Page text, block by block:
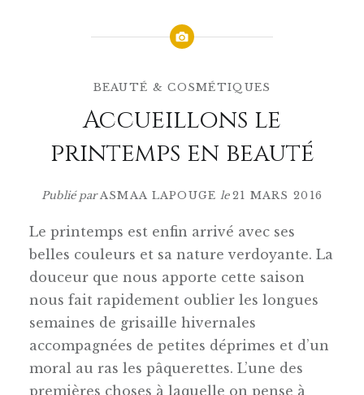
BEAUTÉ & COSMÉTIQUES
Accueillons le
printemps en beauté
Publié parASMAA LAPOUGE le21 MARS 2016
Le printemps est enfin arrivé avec ses
belles couleurs et sa nature verdoyante. La
douceur que nous apporte cette saison
nous fait rapidement oublier les longues
semaines de grisaille hivernales
accompagnées de petites déprimes et d’un
moral au ras les pâquerettes. L’une des
premières choses à laquelle on pense à